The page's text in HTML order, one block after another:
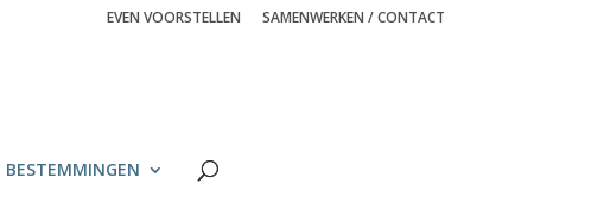
EVEN VOORSTELLEN SAMENWERKEN / CONTACT
BESTEMMINGEN